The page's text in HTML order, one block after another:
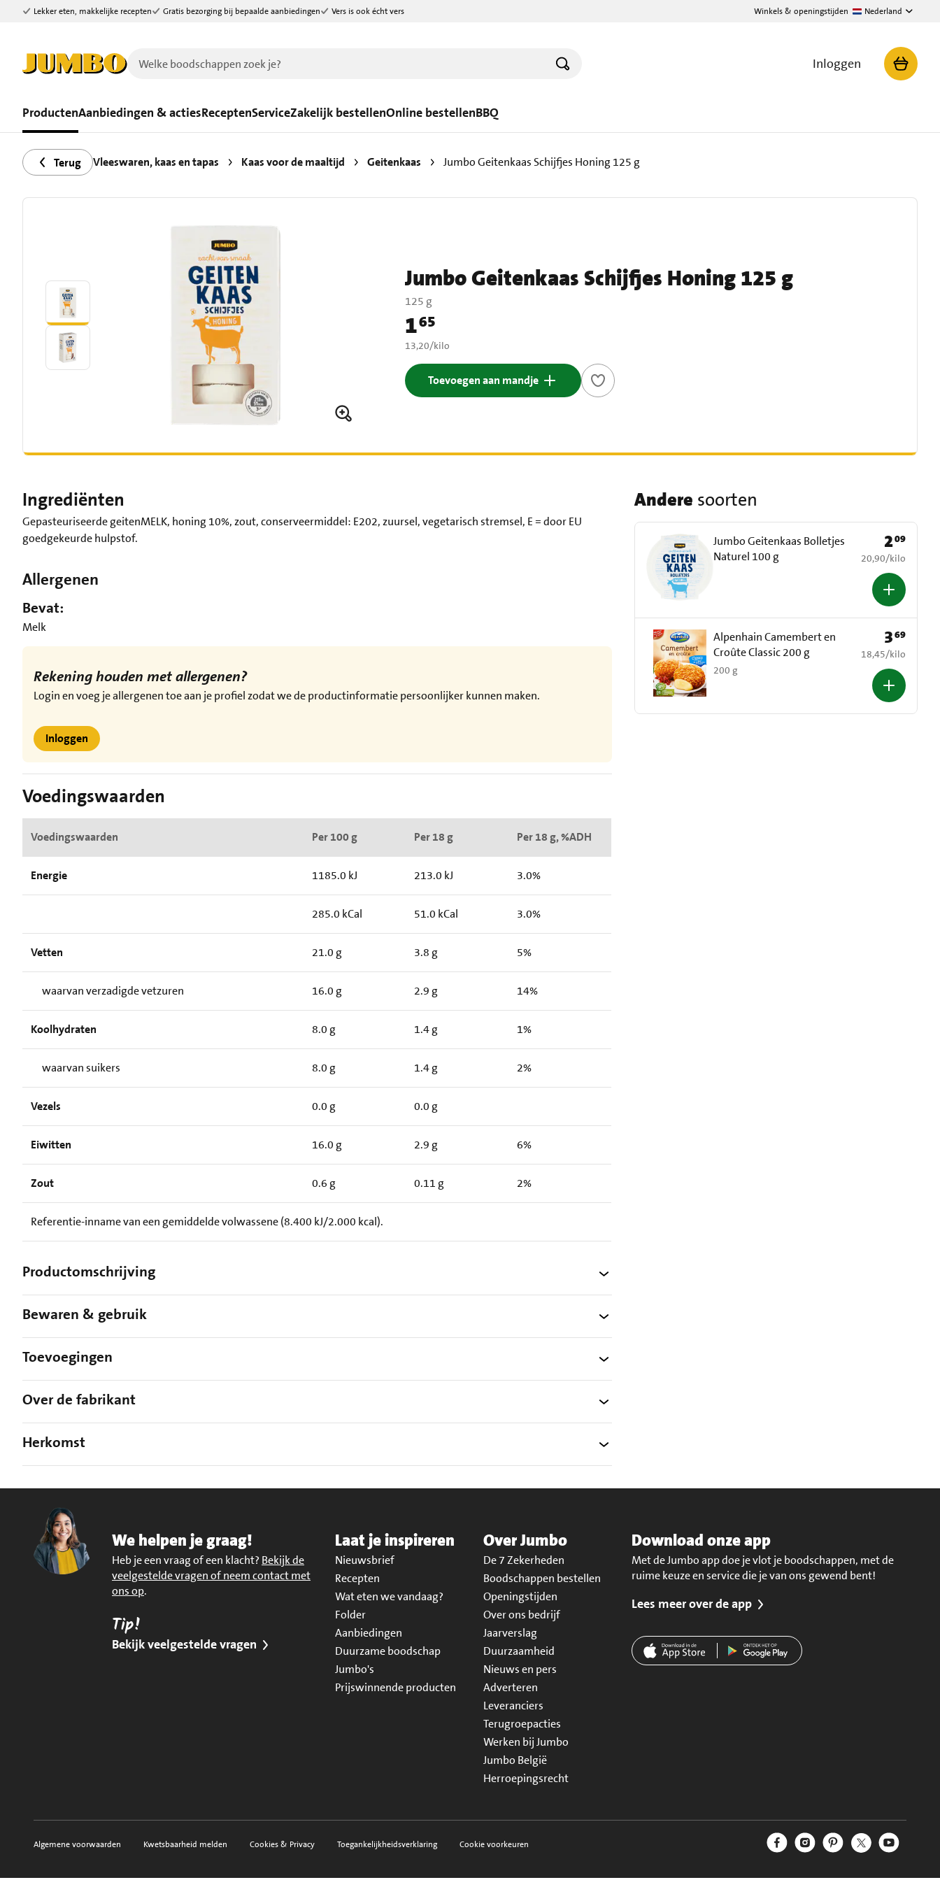
Ga naar zoeken
Ga naar hoofdinhoud
Lekker eten, makkelijke recepten Gratis bezorging bij bepaalde aanbiedingen Vers is ook écht vers Winkels & openingstijden Nederland
Inloggen
ProductenAanbiedingen & actiesReceptenServiceZakelijk bestellenOnline bestellenBBQ
Terug Vleeswaren, kaas en tapas Kaas voor de maaltijd Geitenkaas Jumbo Geitenkaas Schijfjes Honing 125 g
Jumbo Geitenkaas Schijfjes Honing 125 g
125 g
Prijs: € 1,65
165
€ 13,20 per kilo
13,20/kilo
Toevoegen aan mandje
Ingrediënten
Gepasteuriseerde geitenMELK, honing 10%, zout, conserveermiddel: E202, zuursel, vegetarisch stremsel, E = door EU
goedgekeurde hulpstof.
Allergenen
Bevat:
Melk
Rekening houden met allergenen?
Login en voeg je allergenen toe aan je profiel zodat we de productinformatie persoonlijker kunnen maken.
Inloggen
Voedingswaarden
Voedingswaarden Per 100 g Per 18 g Per 18 g, %ADH
Energie 1185.0 kJ 213.0 kJ 3.0%
285.0 kCal 51.0 kCal 3.0%
Vetten 21.0 g 3.8 g 5%
waarvan verzadigde vetzuren 16.0 g 2.9 g 14%
Koolhydraten 8.0 g 1.4 g 1%
waarvan suikers 8.0 g 1.4 g 2%
Vezels 0.0 g 0.0 g
Eiwitten 16.0 g 2.9 g 6%
Zout 0.6 g 0.11 g 2%
Referentie-inname van een gemiddelde volwassene (8.400 kJ/2.000 kcal).
Productomschrijving
Bewaren & gebruik
Toevoegingen
Over de fabrikant
Herkomst
Andere soorten
Jumbo Geitenkaas Bolletjes
Naturel 100 g
Prijs: € 2,09
209
€ 20,90 per kilo
20,90/kilo
Alpenhain Camembert en
Croûte Classic 200 g
200 g
Prijs: € 3,69
369
€ 18,45 per kilo
18,45/kilo
We helpen je graag!
Heb je een vraag of een klacht? Bekijk de
veelgestelde vragen of neem contact met
ons op.
Tip!
Bekijk veelgestelde vragen
Laat je inspireren
Nieuwsbrief
Recepten
Wat eten we vandaag?
Folder
Aanbiedingen
Duurzame boodschap
Jumbo's
Prijswinnende producten
Over Jumbo
De 7 Zekerheden
Boodschappen bestellen
Openingstijden
Over ons bedrijf
Jaarverslag
Duurzaamheid
Nieuws en pers
Adverteren
Leveranciers
Terugroepacties
Werken bij Jumbo
Jumbo België
Herroepingsrecht
Download onze app
Met de Jumbo app doe je vlot je boodschappen, met de
ruime keuze en service die je van ons gewend bent!
Lees meer over de app
Voorwaarden, privacy en sitemap
Algemene voorwaarden Kwetsbaarheid melden Cookies & Privacy Toegankelijkheidsverklaring Cookie voorkeuren Volg ons
Jumbo Facebook
Jumbo Instagram
Jumbo Pinterest
Jumbo Twitter
Jumbo